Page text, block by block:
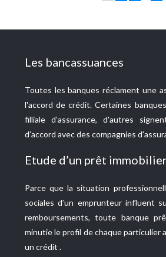
Les bancassuances
Toutes les banques réclament une
l'accord de crédit. Certaines
filliale d’assurance, d'autres
d'accord avec des compagnies
Etude d’un prêt
Parce que la situation
sociales d’un emprunteur influent
remboursements, toute banque
minutie le profil de chaque particulier
un crédit .